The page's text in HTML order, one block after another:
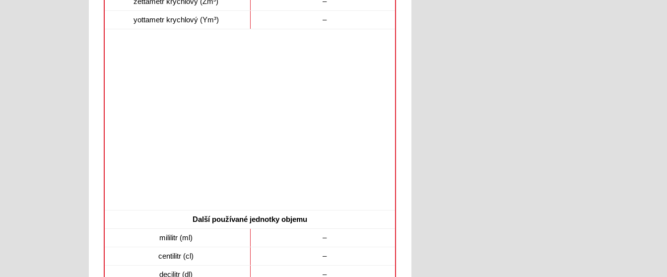
yottametr krychlový (Ym³) –
Další používané jednotky objemu
mililitr (ml) –
centilitr (cl) –
decilitr (dl) –